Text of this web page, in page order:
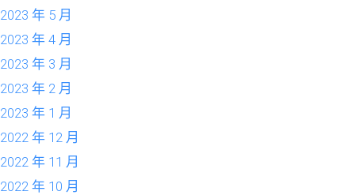
2023 年 5 月
2023 年 4 月
2023 年 3 月
2023 年 2 月
2023 年 1 月
2022 年 12 月
2022 年 11 月
2022 年 10 月